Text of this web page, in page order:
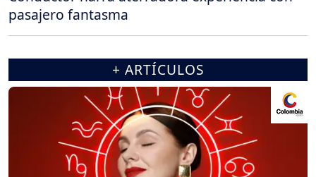
pasajero fantasma
+ ARTÍCULOS